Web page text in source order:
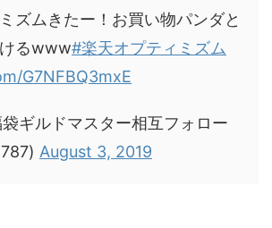
ズムきたー！お買い物パンダと
るwww#楽天オプティミズム
G7NFBQ3mxE
ギルドマスター相互フォロー
August 3, 2019